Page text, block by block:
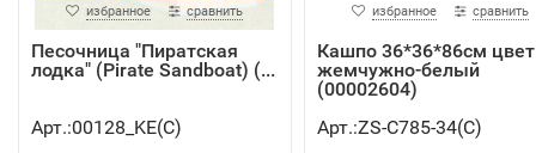
избранное сравнить
Песочница "Пиратская
лодка" (Pirate Sandboat) (...
Арт.:00128_KE(C)
избранное сравнить
Кашпо 36*36*86см цвет
жемчужно-белый
(00002604)
Арт.:ZS-C785-34(C)